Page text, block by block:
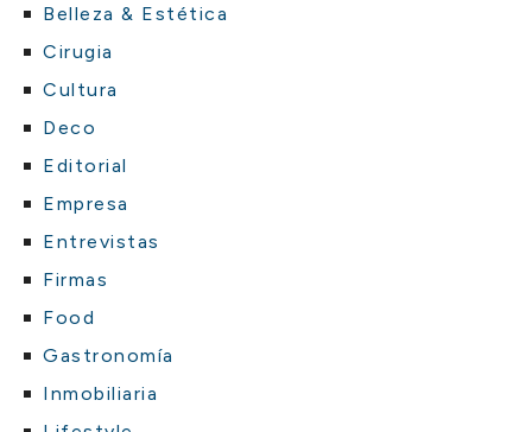
Belleza & Estética
Cirugia
Cultura
Deco
Editorial
Empresa
Entrevistas
Firmas
Food
Gastronomía
Inmobiliaria